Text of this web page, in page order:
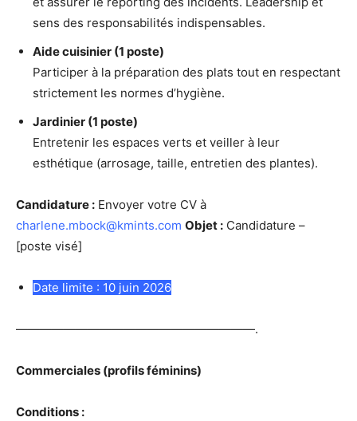
sens des responsabilités indispensables.
Aide cuisinier (1 poste)
Participer à la préparation des plats tout en respectant
strictement les normes d’hygiène.
Jardinier (1 poste)
Entretenir les espaces verts et veiller à leur
esthétique (arrosage, taille, entretien des plantes).
Candidature : Envoyer votre CV à
charlene.mbock@kmints.com Objet : Candidature –
[poste visé]
Date limite : 10 juin 2026
————————————————————.
Commerciales (profils féminins)
Conditions :